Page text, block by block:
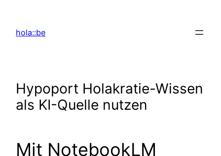
springen
hola::be
Hypoport Holakratie-Wissen
als KI-Quelle nutzen
Mit NotebookLM